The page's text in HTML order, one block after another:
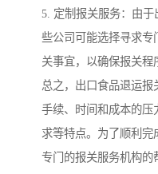
5. 定制报关服务：由
些公司可能选择寻求专
关事宜，以确保报关程
总之，出口食品退运
手续、时间和成本的压
求等特点。为了顺利完
专门的报关服务机构的